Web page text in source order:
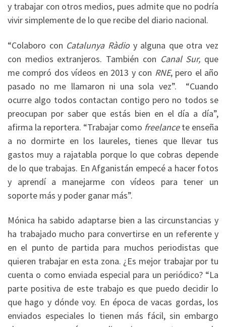
y trabajar con otros medios, pues admite que no podría
vivir simplemente de lo que recibe del diario nacional.
“Colaboro con Catalunya Ràdioy alguna que otra vez
con medios extranjeros. También con Canal Sur, que
me compró dos vídeos en 2013 y con RNE, pero el año
pasado no me llamaron ni una sola vez”. “Cuando
ocurre algo todos contactan contigo pero no todos se
preocupan por saber que estás bien en el día a día”,
afirma la reportera. “Trabajar como freelancete enseña
a no dormirte en los laureles, tienes que llevar tus
gastos muy a rajatabla porque lo que cobras depende
de lo que trabajas. En Afganistán empecé a hacer fotos
y aprendí a manejarme con vídeos para tener un
soporte más y poder ganar más”.
Mónica ha sabido adaptarse bien a las circunstancias y
ha trabajado mucho para convertirse en un referente y
en el punto de partida para muchos periodistas que
quieren trabajar en esta zona. ¿Es mejor trabajar por tu
cuenta o como enviada especial para un periódico? “La
parte positiva de este trabajo es que puedo decidir lo
que hago y dónde voy. En época de vacas gordas, los
enviados especiales lo tienen más fácil, sin embargo